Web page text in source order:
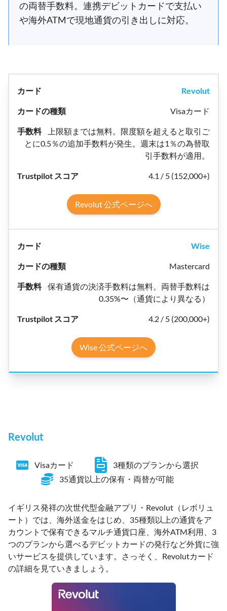
の両替手数料。連携デビットカードで支払い
や海外ATMで現地通貨の引き出しに対応。
Revolut
Visaカード
上限額までは無料。限度額を超えると取引ご
とに0.5％の追加手数料が発生。週末は1％の為替取
引手数料が適用。
4.1 / 5 (152,000+)
Revolut 公式ページへ
Wise
Mastercard
保有通貨の決済手数料は無料。両替手数料は
0.35%〜（通貨により異なる）
4.2 / 5 (200,000+)
Wise 公式ページへ
Revolut
Visaカード
3種類のプランから選択
35通貨以上の保有・両替が可能
イギリス発祥の次世代型金融アプリ・Revolut（レボリュ
ート）では、海外送金をはじめ、35種類以上の通貨をア
カウントで保有できるマルチ通貨口座、海外ATM利用、3
つのプランから選べるデビットカードの発行など外貨に強
いサービスを提供しています。さっそく、Revolutカード
の詳細を見ていきましょう。